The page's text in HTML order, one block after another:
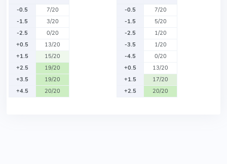
-0.5
7/20
-1.5
3/20
-2.5
0/20
+0.5
13/20
+1.5
15/20
+2.5
19/20
+3.5
19/20
+4.5
20/20
-0.5
7/20
-1.5
5/20
-2.5
1/20
-3.5
1/20
-4.5
0/20
+0.5
13/20
+1.5
17/20
+2.5
20/20